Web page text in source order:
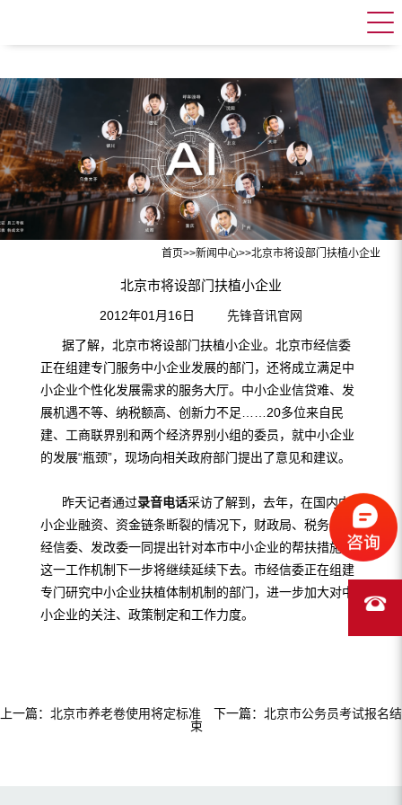
首页>>新闻中心>>北京市将设部门扶植小企业
北京市将设部门扶植小企业
2012年01月16日 先锋音讯官网
据了解，北京市将设部门扶植小企业。北京市经信委
正在组建专门服务中小企业发展的部门，还将成立满足中
小企业个性化发展需求的服务大厅。中小企业信贷难、发
展机遇不等、纳税额高、创新力不足……20多位来自民
建、工商联界别和两个经济界别小组的委员，就中小企业
的发展“瓶颈”，现场向相关政府部门提出了意见和建议。
昨天记者通过录音电话采访了解到，去年，在国内中
小企业融资、资金链条断裂的情况下，财政局、税务局、
经信委、发改委一同提出针对本市中小企业的帮扶措施，
这一工作机制下一步将继续延续下去。市经信委正在组建
专门研究中小企业扶植体制机制的部门，进一步加大对中
小企业的关注、政策制定和工作力度。
上一篇： 北京市养老卷使用将定标准 下一篇： 北京市公务员考试报名结
束